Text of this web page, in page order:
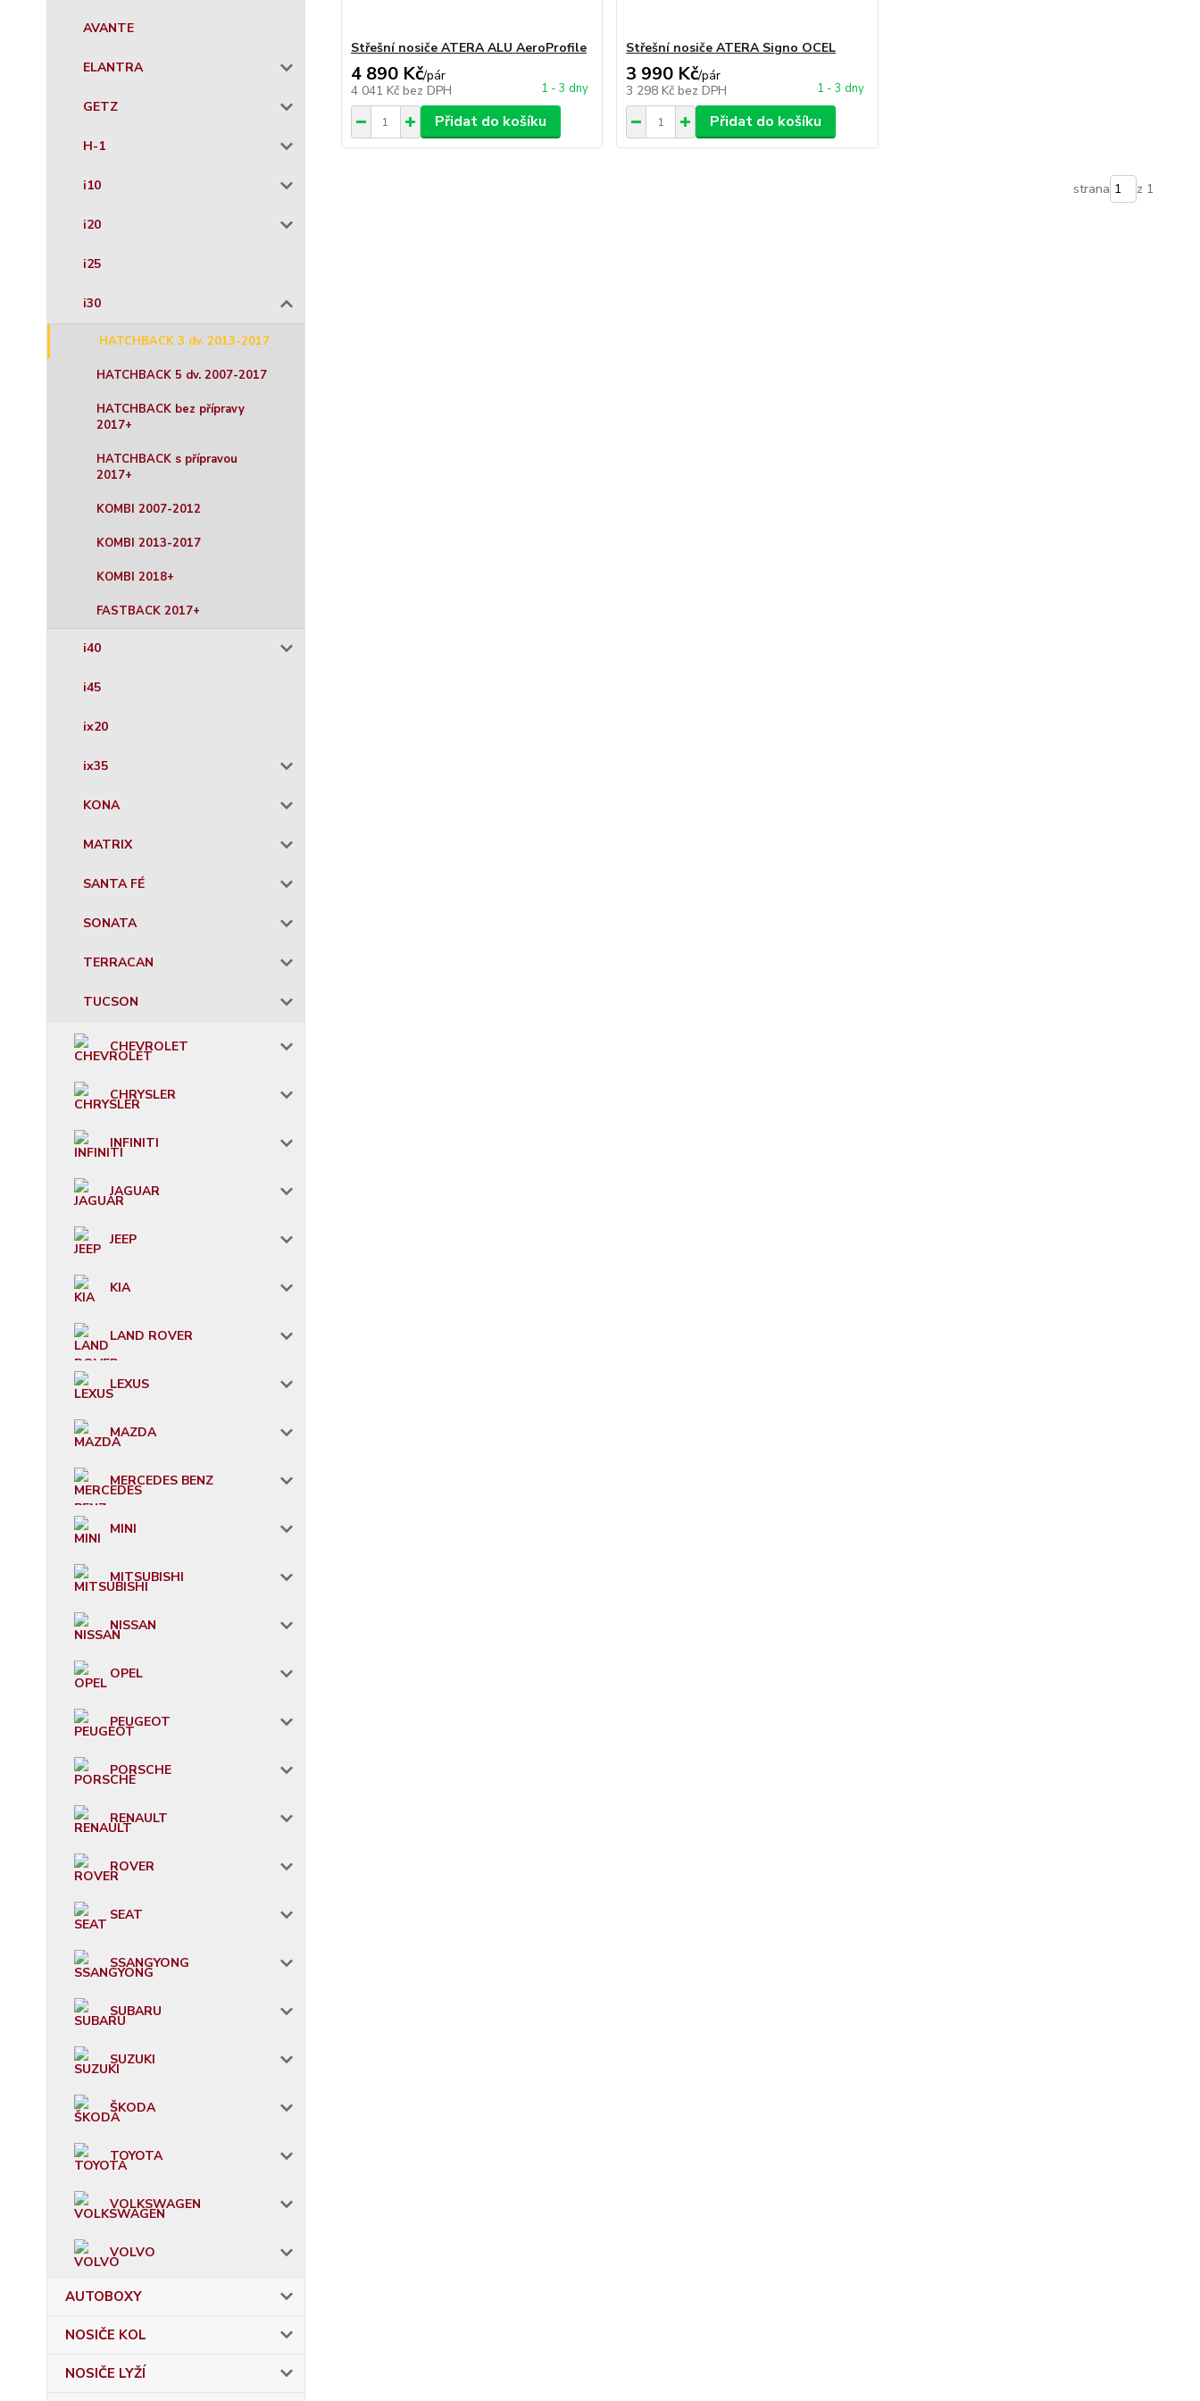
AVANTE
ELANTRA
GETZ
H-1
i10
i20
i25
i30
HATCHBACK 3 dv. 2013-2017
HATCHBACK 5 dv. 2007-2017
HATCHBACK bez přípravy
2017+
HATCHBACK s přípravou
2017+
KOMBI 2007-2012
KOMBI 2013-2017
KOMBI 2018+
FASTBACK 2017+
i40
i45
ix20
ix35
KONA
MATRIX
SANTA FÉ
SONATA
TERRACAN
TUCSON
CHEVROLET
CHRYSLER
INFINITI
JAGUAR
JEEP
KIA
LAND ROVER
LEXUS
MAZDA
MERCEDES BENZ
MINI
MITSUBISHI
NISSAN
OPEL
PEUGEOT
PORSCHE
RENAULT
ROVER
SEAT
SSANGYONG
SUBARU
SUZUKI
ŠKODA
TOYOTA
VOLKSWAGEN
VOLVO
AUTOBOXY
NOSIČE KOL
NOSIČE LYŽÍ
Střešní nosiče ATERA ALU AeroProfile
4 890 Kč/pár
4 041 Kč bez DPH 1 - 3 dny
Přidat do košíku
Střešní nosiče ATERA Signo OCEL
3 990 Kč/pár
3 298 Kč bez DPH 1 - 3 dny
Přidat do košíku
strana z 1